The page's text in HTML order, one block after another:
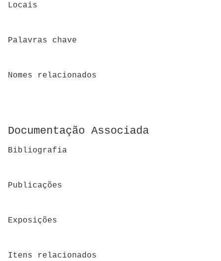
Locais
Palavras chave
Nomes relacionados
Documentação Associada
Bibliografia
Publicações
Exposições
Itens relacionados